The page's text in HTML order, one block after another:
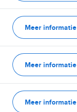
Meer informatie
Meer informatie
Meer informatie